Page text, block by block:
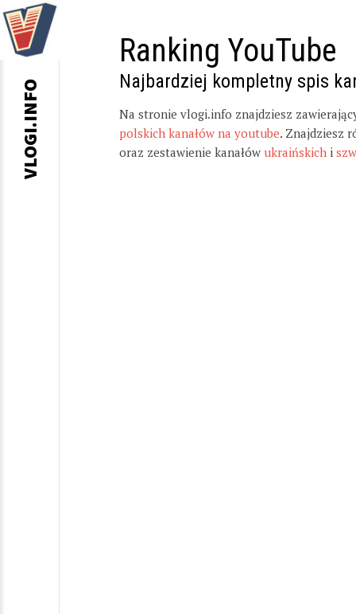
Ranking YouTube
Najbardziej kompletny spis
Na stronie vlogi.info znajdziesz
polskich kanałów na youtube. Znajdziesz
oraz zestawienie kanałów ukraińskich i
VLOGI.INFO